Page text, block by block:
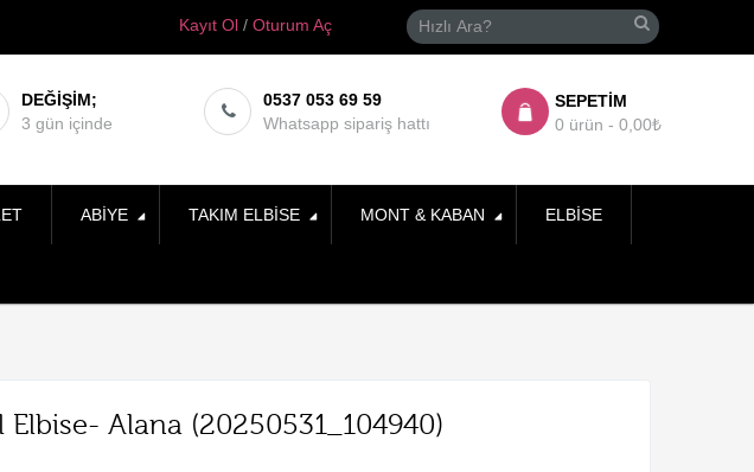
Kayıt Ol/ Oturum Aç
DEĞIŞIM;
3 gün içinde
0537 053 69 59
Whatsapp sipariş hattı
SEPETIM
0 ürün - 0,00₺
ABIYE TAKIM ELBISE MONT & KABAN ELBISE
Elbise- Alana (20250531_104940)